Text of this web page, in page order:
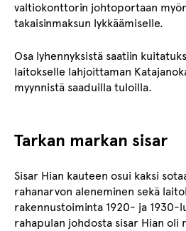
valtiokonttorin johtoportaan
takaisinmaksun lykkäämiselle.
Osa lyhennyksistä saatiin
laitokselle lahjoittaman
myynnistä saaduilla tuloilla.
Tarkan markan sisar
Sisar Hian kauteen osui kaksi
rahanarvon aleneminen sekä
rakennustoiminta 1920- ja 1930-
rahapulan johdosta sisar Hian oli